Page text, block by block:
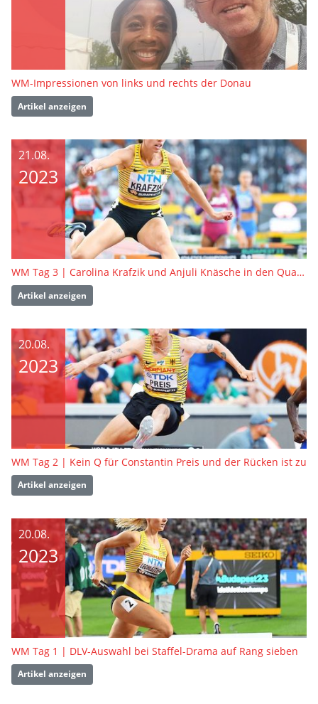
WM-Impressionen von links und rechts der Donau
Artikel anzeigen
21.08.
2023
WM Tag 3 | Carolina Krafzik und Anjuli Knäsche in den Qualifikationswettbewerben
Artikel anzeigen
20.08.
2023
WM Tag 2 | Kein Q für Constantin Preis und der Rücken ist zu
Artikel anzeigen
20.08.
2023
WM Tag 1 | DLV-Auswahl bei Staffel-Drama auf Rang sieben
Artikel anzeigen